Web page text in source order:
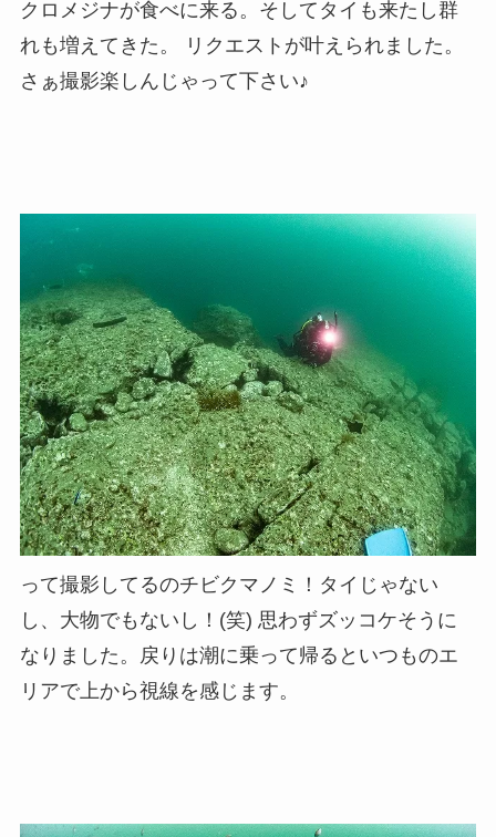
クロメジナが食べに来る。そしてタイも来たし群
れも増えてきた。 リクエストが叶えられました。
さぁ撮影楽しんじゃって下さい♪
って撮影してるのチビクマノミ！タイじゃない
し、大物でもないし！(笑) 思わずズッコケそうに
なりました。戻りは潮に乗って帰るといつものエ
リアで上から視線を感じます。